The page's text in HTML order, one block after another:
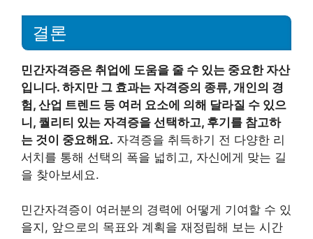
결론
민간자격증은 취업에 도움을 줄 수 있는 중요한 자산
입니다. 하지만 그 효과는 자격증의 종류, 개인의 경
험, 산업 트렌드 등 여러 요소에 의해 달라질 수 있으
니, 퀄리티 있는 자격증을 선택하고, 후기를 참고하
는 것이 중요해요. 자격증을 취득하기 전 다양한 리
서치를 통해 선택의 폭을 넓히고, 자신에게 맞는 길
을 찾아보세요.
민간자격증이 여러분의 경력에 어떻게 기여할 수 있
을지, 앞으로의 목표와 계획을 재정립해 보는 시간